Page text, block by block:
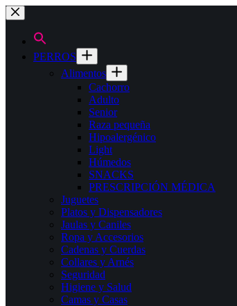
Saltar
al
contenido
PERROS
Alimentos
Cachorro
Adulto
Senior
Raza pequeña
Hipoalergénico
Light
Húmedos
SNACKS
PRESCRIPCIÓN MÉDICA
Juguetes
Platos y Dispensadores
Jaulas y Caniles
Ropa y Accesorios
Cadenas y Cuerdas
Collares y Arnés
Seguridad
Higiene y Salud
Camas y Casas